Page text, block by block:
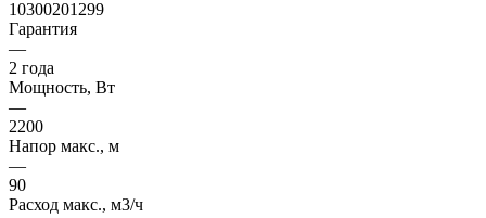
10300201299
Гарантия
—
2 года
Мощность, Вт
—
2200
Напор макс., м
—
90
Расход макс., м3/ч